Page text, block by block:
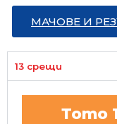
МАЧОВЕ И
13 срещи
Тото